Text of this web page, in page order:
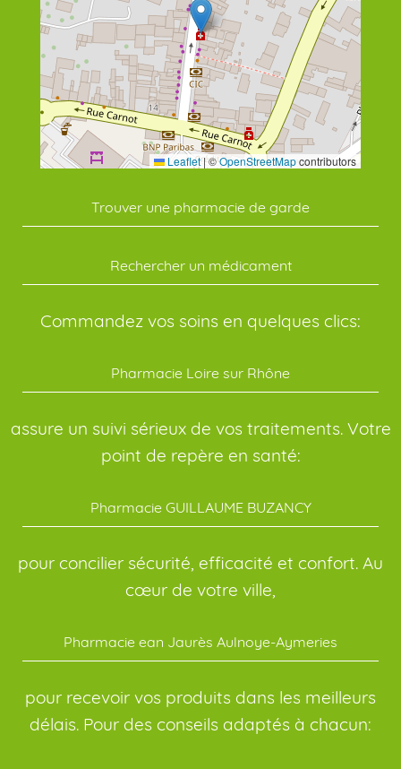
Leaflet |©OpenStreetMapcontributors
Trouver une pharmacie de garde
Rechercher un médicament
Commandez vos soins en quelques clics:
Pharmacie Loire sur Rhône
assure un suivi sérieux de vos traitements. Votre
point de repère en santé:
Pharmacie GUILLAUME BUZANCY
pour concilier sécurité, efficacité et confort. Au
cœur de votre ville,
Pharmacie ean Jaurès Aulnoye-Aymeries
pour recevoir vos produits dans les meilleurs
délais. Pour des conseils adaptés à chacun: